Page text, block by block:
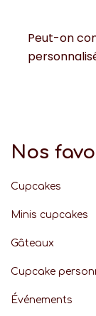
Peut-on
Nos
Cupcakes
Minis cupcakes
Gâteaux
Cupcake
Événements